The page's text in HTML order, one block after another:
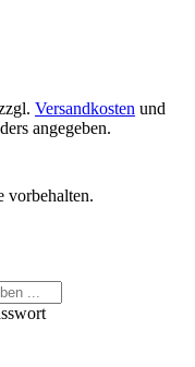
Versandkosten und
angegeben.
vorbehalten.